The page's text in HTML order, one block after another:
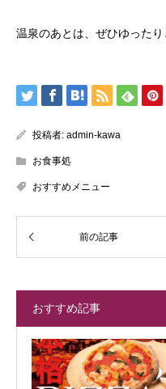
温泉のあとは、ぜひゆったり
投稿者: admin-kawa
お食事処
おすすめメニュー
おすすめ記事